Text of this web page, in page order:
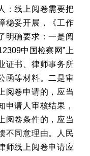
线上阅卷需要把
稳妥开展，《工作
明确要求：一是阅
中国检察网”上
证书、律师事务所
函等材料。二是审
阅卷申请的，应当
申请人审核结果，
阅卷条件的，应当
不同意理由。人民
师线上阅卷申请应